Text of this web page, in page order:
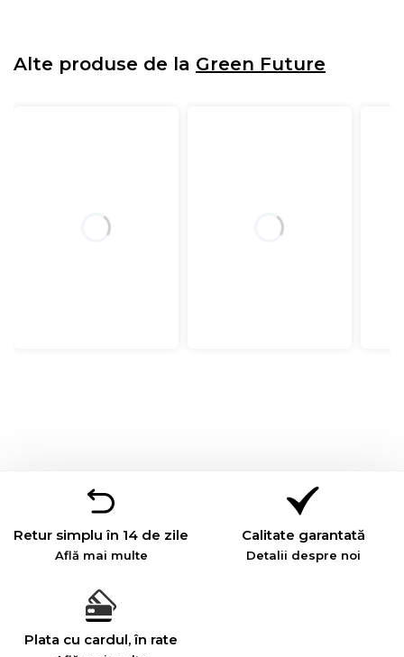
Alte produse de la Green Future
Retur simplu în 14 de zile
Află mai multe
Calitate garantată
Detalii despre noi
Plata cu cardul, în rate